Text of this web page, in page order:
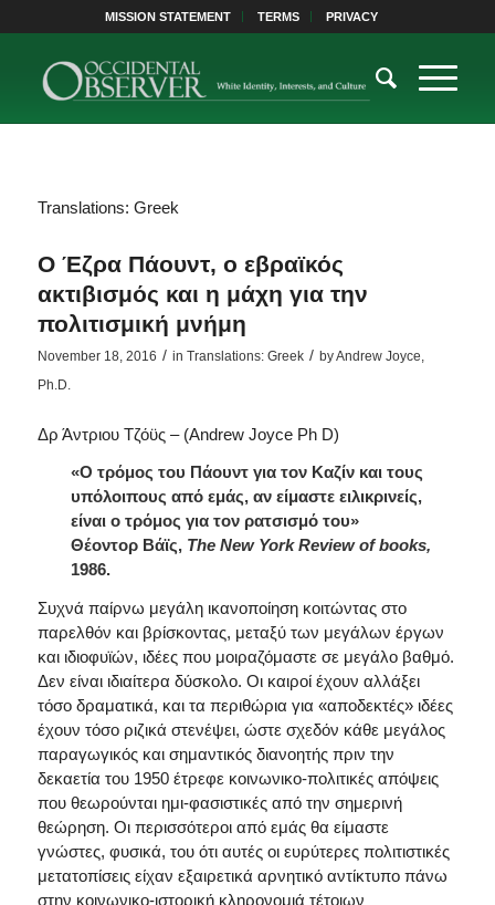
MISSION STATEMENT TERMS PRIVACY
Translations: Greek
Ο Έζρα Πάουντ, ο εβραϊκός
ακτιβισμός και η μάχη για την
πολιτισμική μνήμη
November 18, 2016 / in Translations: Greek / byAndrew Joyce,
Ph.D.
Δρ Άντριου Τζόϋς – (Andrew Joyce Ph D)
«Ο τρόμος του Πάουντ για τον Καζίν και τους
υπόλοιπους από εμάς, αν είμαστε ειλικρινείς,
είναι ο τρόμος για τον ρατσισμό του»
Θέοντορ Βάϊς, The New York Review of books,
1986.
Συχνά παίρνω μεγάλη ικανοποίηση κοιτώντας στο
παρελθόν και βρίσκοντας, μεταξύ των μεγάλων έργων
και ιδιοφυϊών, ιδέες που μοιραζόμαστε σε μεγάλο βαθμό.
Δεν είναι ιδιαίτερα δύσκολο. Οι καιροί έχουν αλλάξει
τόσο δραματικά, και τα περιθώρια για «αποδεκτές» ιδέες
έχουν τόσο ριζικά στενέψει, ώστε σχεδόν κάθε μεγάλος
παραγωγικός και σημαντικός διανοητής πριν την
δεκαετία του 1950 έτρεφε κοινωνικο-πολιτικές απόψεις
που θεωρούνται ημι-φασιστικές από την σημερινή
θεώρηση. Οι περισσότεροι από εμάς θα είμαστε
γνώστες, φυσικά, του ότι αυτές οι ευρύτερες πολιτιστικές
μετατοπίσεις είχαν εξαιρετικά αρνητικό αντίκτυπο πάνω
στην κοινωνικο-ιστορική κληρονομιά τέτοιων